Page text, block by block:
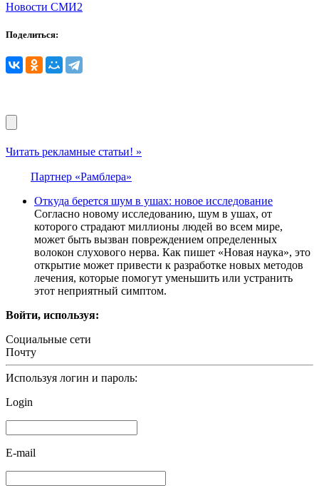
Новости СМИ2
Поделиться:
Читать рекламные статьи! »
Партнер «Рамблера»
Откуда берется шум в ушах: новое исследование
Согласно новому исследованию, шум в ушах, от
которого страдают миллионы людей во всем мире,
может быть вызван повреждением определенных
волокон слухового нерва. Как пишет «Новая наука», это
открытие может привести к разработке новых методов
лечения, которые помогут уменьшить или устранить
этот неприятный симптом.
Войти, используя:
Социальные сети
Почту
Используя логин и пароль:
Login
E-mail